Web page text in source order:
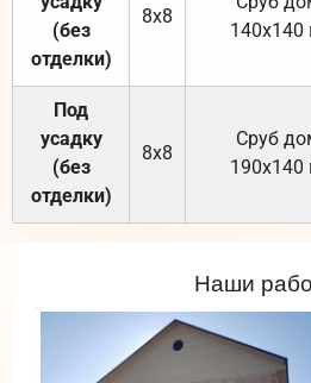
(без
отделки)
8х8
Под
усадку
(без
отделки)
8х8
Cруб
Наши